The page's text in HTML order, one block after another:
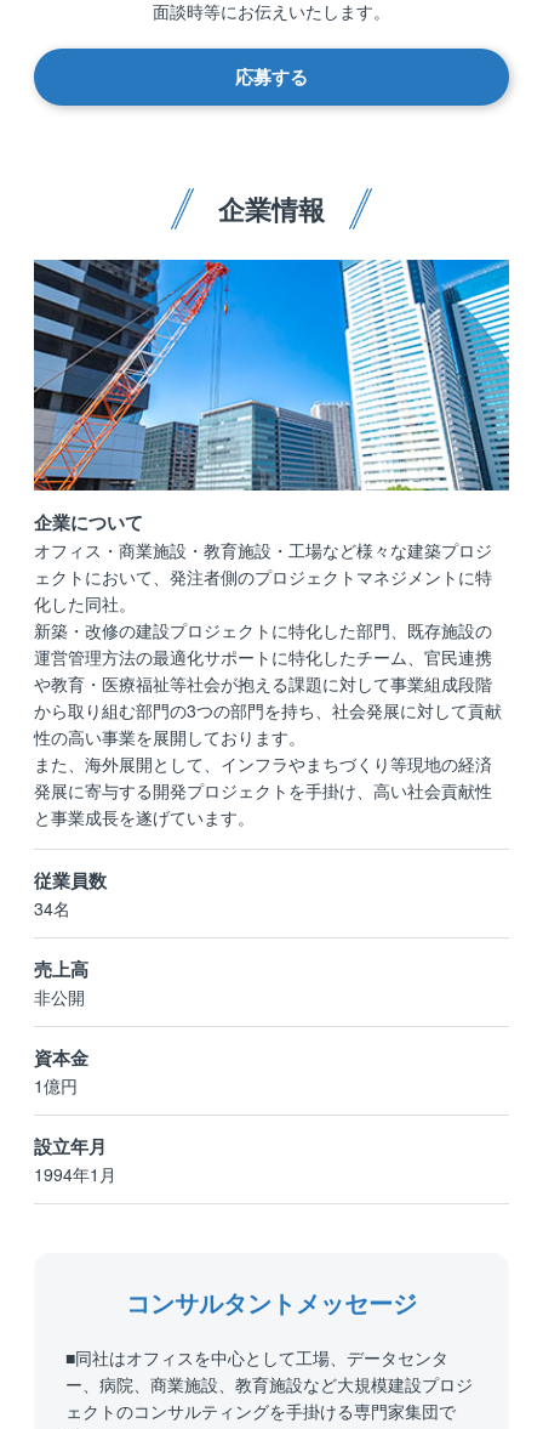
面談時等にお伝えいたします。
応募する
企業情報
設立年月
1994年1月
資本金
1億円
売上高
非公開
従業員数
34名
企業について
オフィス・商業施設・教育施設・工場など様々な建築プロジ
ェクトにおいて、発注者側のプロジェクトマネジメントに特
化した同社。
新築・改修の建設プロジェクトに特化した部門、既存施設の
運営管理方法の最適化サポートに特化したチーム、官民連携
や教育・医療福祉等社会が抱える課題に対して事業組成段階
から取り組む部門の3つの部門を持ち、社会発展に対して貢献
性の高い事業を展開しております。
また、海外展開として、インフラやまちづくり等現地の経済
発展に寄与する開発プロジェクトを手掛け、高い社会貢献性
と事業成長を遂げています。
コンサルタントメッセージ
■同社はオフィスを中心として工場、データセンタ
ー、病院、商業施設、教育施設など大規模建設プロジ
ェクトのコンサルティングを手掛ける専門家集団で